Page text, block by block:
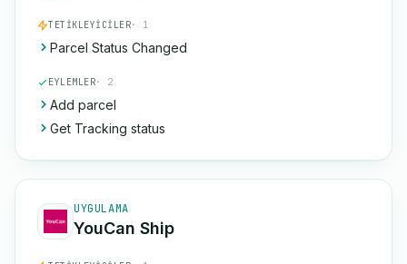
TETIKLEYICILER· 1
Parcel Status Changed
EYLEMLER· 2
Add parcel
Get Tracking status
UYGULAMA
YouCan Ship